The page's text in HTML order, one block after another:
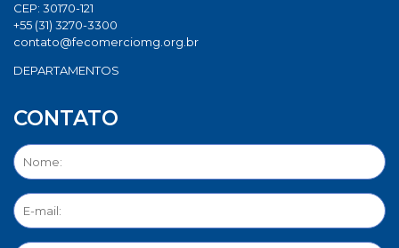
CEP: 30170-121
+55 (31) 3270-3300
contato@fecomerciomg.org.br
DEPARTAMENTOS
CONTATO